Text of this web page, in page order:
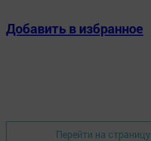
Добавить в избранное
Перейти на